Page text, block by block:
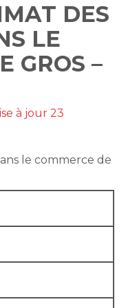
DES
LE
GROS –
à jour 23
le commerce de